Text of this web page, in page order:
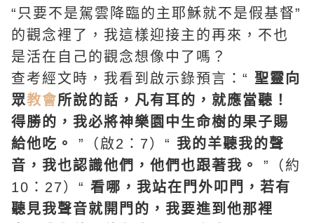
“只要不是駕雲降臨的主耶穌就不是假基督”
的觀念裡了，我這樣迎接主的再來，不也
是活在自己的觀念想像中了嗎？
查考經文時，我看到 啟示錄預言：“ 聖靈向
眾教會所說的話，凡有耳的，就應當聽！
得勝的，我必將神樂園中生命樹的果子賜
給他吃。
”（啟2：7）“ 我的羊聽我的聲
音，我也認識他們，他們也跟著我。
”（約
10：27）“ 看哪，我站在門外叩門，若有
聽見我聲音就開門的，我要進到他那裡